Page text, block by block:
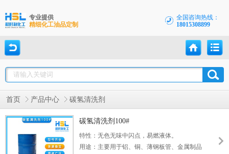
全国咨询热线：
18015308899
专业提供
精细化工油品定制
首页 产品中心 碳氢清洗剂
碳氢清洗剂100#
特性：无色无味中闪点，易燃液体。
用途：主要用于铝、铜、薄钢板管、金属制品